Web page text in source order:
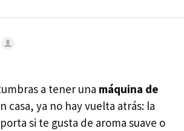
a tener una máquina de
casa, ya no hay vuelta atrás: la
si te gusta de aroma suave o